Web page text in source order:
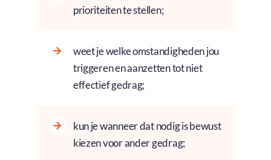
prioriteiten te stellen;
weet je welke omstandigheden jou
triggeren en aanzetten tot niet
effectief gedrag;
kun je wanneer dat nodig is bewust
kiezen voor ander gedrag;